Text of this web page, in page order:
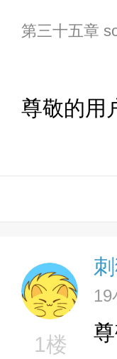
第三十五章
尊敬的用
1楼
19